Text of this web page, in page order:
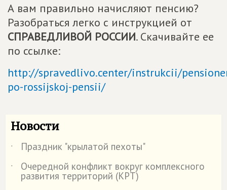
А вам правильно начисляют пенсию?
Разобраться легко с инструкцией от
СПРАВЕДЛИВОЙ РОССИИ. Скачивайте ее
по ссылке:
http://spravedlivo.center/instrukcii/
po-rossijskoj-pensii/
Новости
˙
Праздник "крылатой пехоты"
˙
Очередной конфликт вокруг комплексного
развития территорий (КРТ)